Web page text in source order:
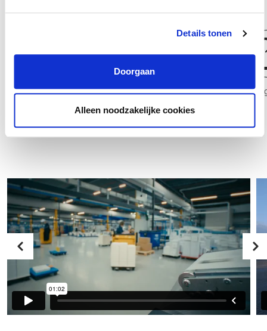
Details tonen
Doorgaan
Alleen noodzakelijke cookies
Logistiek Coördinator Manager